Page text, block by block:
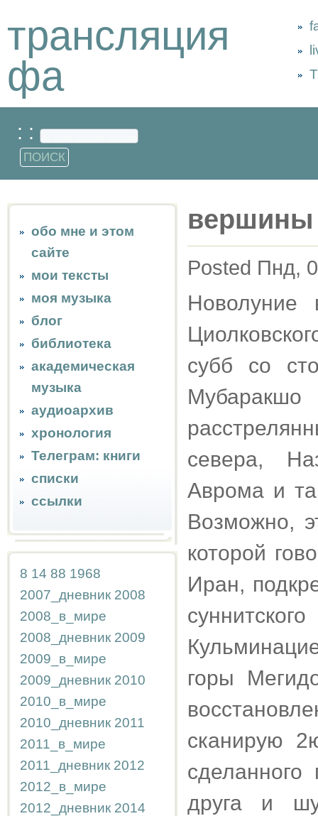
трансляция
фа
: :
обо мне и этом
сайте
мои тексты
моя музыка
блог
библиотека
академическая
музыка
аудиоархив
хронология
Телеграм: книги
списки
ссылки
8 14 88 1968
2007_дневник 2008
2008_в_мире
2008_дневник 2009
2009_в_мире
2009_дневник 2010
2010_в_мире
2010_дневник 2011
2011_в_мире
2011_дневник 2012
2012_в_мире
2012_дневник 2014
вершины
Posted Пнд,
субб со
севера,
Аврома и
Возможно,
которой
Иран,
горы
сканирую
друга и